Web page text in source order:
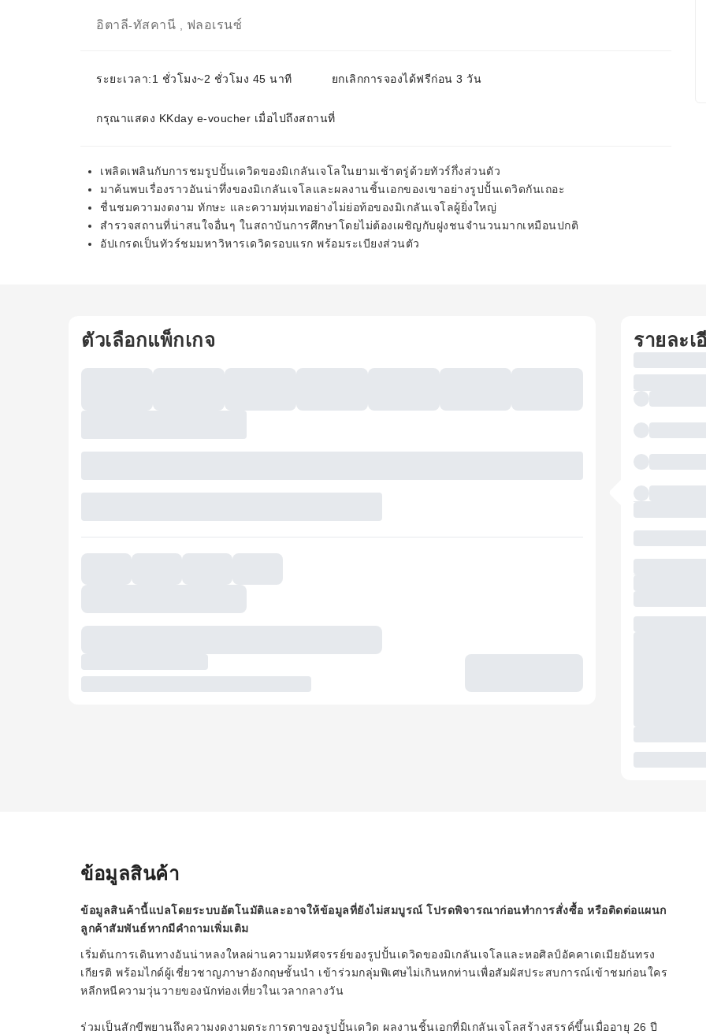
อิตาลี-ทัสคานี ฟลอเรนซ์
ระยะเวลา:1 ชั่วโมง~2 ชั่วโมง 45 นาที ยกเลิกการจองได้ฟรีก่อน 3 วัน
กรุณาแสดง KKday e-voucher เมื่อไปถึงสถานที่
เพลิดเพลินกับการชมรูปปั้นเดวิดของมิเกลันเจโลในยามเช้าตรู่ด้วยทัวร์กึ่งส่วนตัว
มาค้นพบเรื่องราวอันน่าทึ่งของมิเกลันเจโลและผลงานชิ้นเอกของเขาอย่างรูปปั้นเดวิดกันเถอะ
ชื่นชมความงดงาม ทักษะ และความทุ่มเทอย่างไม่ย่อท้อของมิเกลันเจโลผู้ยิ่งใหญ่
สำรวจสถานที่น่าสนใจอื่นๆ ในสถาบันการศึกษาโดยไม่ต้องเผชิญกับฝูงชนจำนวนมากเหมือนปกติ
อัปเกรดเป็นทัวร์ชมมหาวิหารเดวิดรอบแรก พร้อมระเบียงส่วนตัว
ตัวเลือกแพ็กเกจ รายละเ
ข้อมูลสินค้า
ข้อมูลสินค้านี้แปลโดยระบบอัตโนมัติและอาจให้ข้อมูลที่ยังไม่สมบูรณ์ โปรดพิจารณาก่อนทำการสั่งซื้อ หรือติดต่อแผนก
ลูกค้าสัมพันธ์หากมีคำถามเพิ่มเติม
เริ่มต้นการเดินทางอันน่าหลงใหลผ่านความมหัศจรรย์ของรูปปั้นเดวิดของมิเกลันเจโลและหอศิลป์อัคคาเดเมียอันทรง
เกียรติ พร้อมไกด์ผู้เชี่ยวชาญภาษาอังกฤษชั้นนำ เข้าร่วมกลุ่มพิเศษไม่เกินหกท่านเพื่อสัมผัสประสบการณ์เข้าชมก่อนใคร
หลีกหนีความวุ่นวายของนักท่องเที่ยวในเวลากลางวัน
ร่วมเป็นสักขีพยานถึงความงดงามตระการตาของรูปปั้นเดวิด ผลงานชิ้นเอกที่มิเกลันเจโลสร้างสรรค์ขึ้นเมื่ออายุ 26 ปี